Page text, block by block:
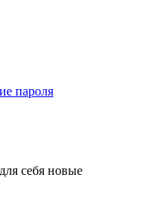
пароля
себя новые